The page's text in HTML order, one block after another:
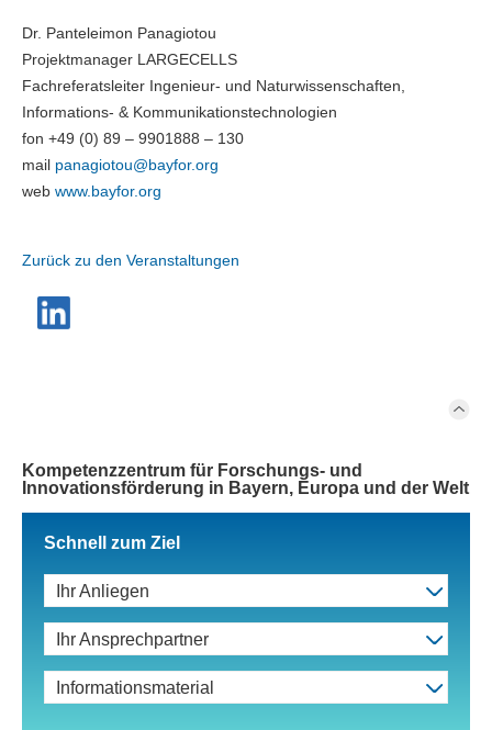
Dr. Panteleimon Panagiotou
Projektmanager LARGECELLS
Fachreferatsleiter Ingenieur- und Naturwissenschaften,
Informations- & Kommunikationstechnologien
fon +49 (0) 89 – 9901888 – 130
mail panagiotou@bayfor.org
web www.bayfor.org
Zurück zu den Veranstaltungen
Kompetenzzentrum für Forschungs- und
Innovationsförderung in Bayern, Europa und der Welt
Schnell zum Ziel
Ihr Anliegen
Ihr Ansprechpartner
Informationsmaterial